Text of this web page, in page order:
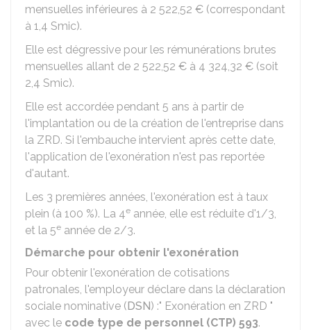
mensuelles inférieures à 2 522,52 € (correspondant
à 1,4 Smic).
Elle est dégressive pour les rémunérations brutes
mensuelles allant de 2 522,52 € à 4 324,32 € (soit
2,4 Smic).
Elle est accordée pendant 5 ans à partir de
l'implantation ou de la création de l'entreprise dans
la ZRD. Si l'embauche intervient après cette date,
l'application de l'exonération n'est pas reportée
d'autant.
Les 3 premières années, l'exonération est à taux
plein (à 100 %). La 4e année, elle est réduite d'1/3,
et la 5e année de 2/3.
Démarche pour obtenir l'exonération
Pour obtenir l'exonération de cotisations
patronales, l'employeur déclare dans la déclaration
sociale nominative (DSN) :" Exonération en ZRD "
avec le code type de personnel (CTP) 593.